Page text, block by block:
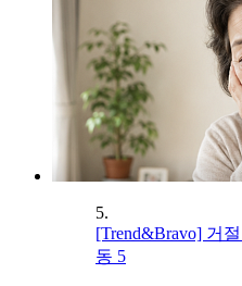
5.
[Trend&Bravo] 거
동 5